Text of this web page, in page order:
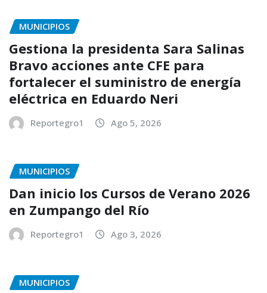
MUNICIPIOS
Gestiona la presidenta Sara Salinas
Bravo acciones ante CFE para
fortalecer el suministro de energía
eléctrica en Eduardo Neri
Reportegro1 Ago 5, 2026
MUNICIPIOS
Dan inicio los Cursos de Verano 2026
en Zumpango del Río
Reportegro1 Ago 3, 2026
MUNICIPIOS